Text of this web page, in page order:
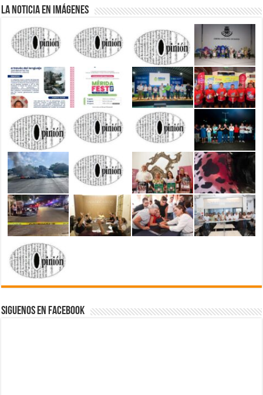
La Noticia en Imágenes
Siguenos en Facebook